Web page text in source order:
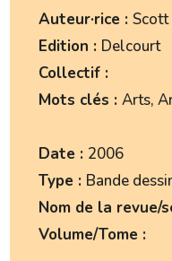
Auteur·rice :Scott
Edition : Delcourt
Collectif :
Mots clés :Arts,
Date : 2006
Type : Bande
Nom de la revue/
Volume/Tome :